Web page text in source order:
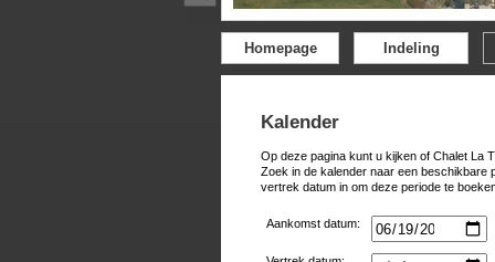
Homepage Indeling
Kalender
Op deze pagina kunt u kijken of Chalet La
Zoek in de kalender naar een beschikbare
vertrek datum in om deze periode te
Aankomst datum: